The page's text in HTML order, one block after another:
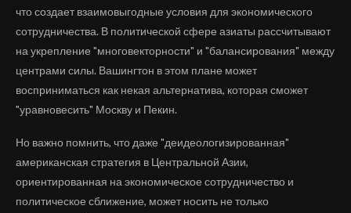
что создает взаимовыгодные условия для экономического
сотрудничества. В политической сфере азиаты рассчитывают
на укрепление "многовекторности" и "балансирования" между
центрами силы. Вашингтон в этом плане может
восприниматься как некая альтернатива, которая сможет
"уравновесить" Москву и Пекин.
Но важно помнить, что даже "деидеологизированная"
американская стратегия в Центральной Азии,
ориентированная на экономическое сотрудничество и
политическое сближение, может носить не только